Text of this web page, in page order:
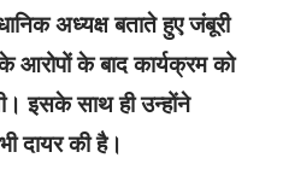
अध्यक्ष बताते हुए जंबूरी
के बाद कार्यक्रम को
इसके साथ ही उन्होंने
दायर की है।